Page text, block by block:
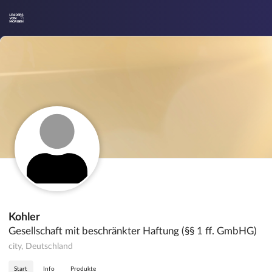
Kohler
Gesellschaft mit beschränkter Haftung (§§ 1 ff. GmbHG)
city, Deutschland
Start Info Produkte